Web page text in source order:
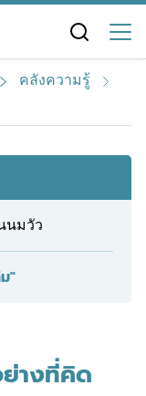
คลังความรู้
นมวัว
"
ย่างที่คิด